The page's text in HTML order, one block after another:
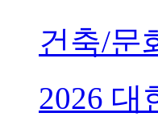
건축/문
2026 대